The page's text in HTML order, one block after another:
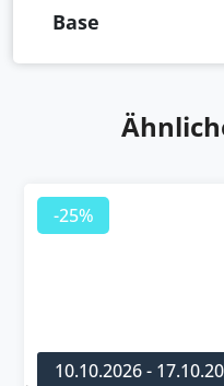
Base
-25%
10.10.2026 -